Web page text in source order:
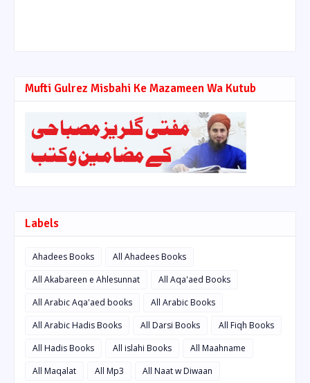
Mufti Gulrez Misbahi Ke Mazameen Wa Kutub
Labels
Ahadees Books
All Ahadees Books
All Akabareen e Ahlesunnat
All Aqa'aed Books
All Arabic Aqa'aed books
All Arabic Books
All Arabic Hadis Books
All Darsi Books
All Fiqh Books
All Hadis Books
All islahi Books
All Maahname
All Maqalat
All Mp3
All Naat w Diwaan